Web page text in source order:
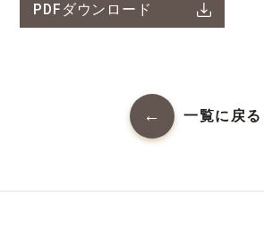
PDFダウンロード
一覧に戻る